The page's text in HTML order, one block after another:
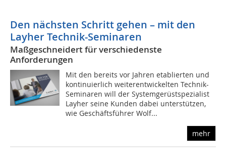
Den nächsten Schritt gehen – mit den
Layher Technik-Seminaren
Maßgeschneidert für verschiedenste
Anforderungen
Mit den bereits vor Jahren etablierten und
kontinuierlich weiterentwickelten Technik-
Seminaren will der Systemgerüstspezialist
Layher seine Kunden dabei unterstützen,
wie Geschäftsführer Wolf...
mehr